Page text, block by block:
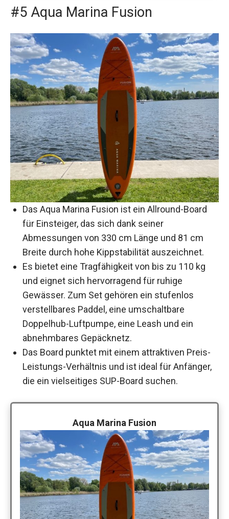
#5 Aqua Marina Fusion
Das Aqua Marina Fusion ist ein Allround-Board
für Einsteiger, das sich dank seiner
Abmessungen von 330 cm Länge und 81 cm
Breite durch hohe Kippstabilität auszeichnet.
Es bietet eine Tragfähigkeit von bis zu 110 kg
und eignet sich hervorragend für ruhige
Gewässer. Zum Set gehören ein stufenlos
verstellbares Paddel, eine umschaltbare
Doppelhub-Luftpumpe, eine Leash und ein
abnehmbares Gepäcknetz.
Das Board punktet mit einem attraktiven Preis-
Leistungs-Verhältnis und ist ideal für Anfänger,
die ein vielseitiges SUP-Board suchen.
Aqua Marina Fusion